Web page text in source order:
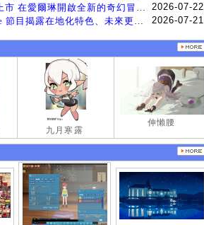
跨平台 MMORPG《瑪奇 Mobile》上市 在愛爾琳開啟全新的奇幻冒險生活
2026-07-22
《瑪奇 Mobile》於台港澳 Showcase 節目揭露在地化特色、未來更新計畫等內容 首次公開台灣動畫
2026-07-21
九月寒露
伸懶腰